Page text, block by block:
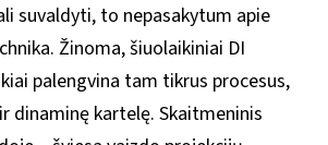
suvaldyti, to nepasakytum apie
Žinoma, šiuolaikiniai DI
palengvina tam tikrus procesus,
dinaminę kartelę. Skaitmeninis